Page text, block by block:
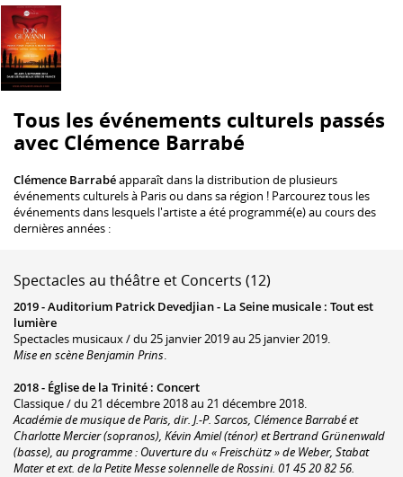
Tous les événements culturels passés
avec Clémence Barrabé
Clémence Barrabéapparaît dans la distribution de plusieurs
événements culturels à Paris ou dans sa région ! Parcourez tous les
événements dans lesquels l'artiste a été programmé(e) au cours des
dernières années :
Spectacles au théâtre et Concerts (12)
2019 -Auditorium Patrick Devedjian - La Seine musicale : Tout est
lumière
Spectacles musicaux / du 25 janvier 2019 au 25 janvier 2019.
Mise en scène Benjamin Prins.
2018 - Église de la Trinité : Concert
Classique / du 21 décembre 2018 au 21 décembre 2018.
Académie de musique de Paris, dir. J.-P. Sarcos, Clémence Barrabé et
Charlotte Mercier (sopranos), Kévin Amiel (ténor) et Bertrand Grünenwald
(basse), au programme : Ouverture du « Freischütz » de Weber, Stabat
Mater et ext. de la Petite Messe solennelle de Rossini. 01 45 20 82 56.